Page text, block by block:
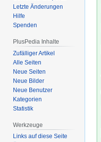
Letzte Änderungen
Hilfe
Spenden
PlusPedia Inhalte
Zufälliger Artikel
Alle Seiten
Neue Seiten
Neue Bilder
Neue Benutzer
Kategorien
Statistik
Werkzeuge
Links auf diese Seite